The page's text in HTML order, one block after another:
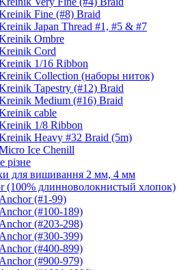
Fine (#8) Braid
Japan Thread #1, #5 & #7
Ombre
Cord
1/16 Ribbon
Collection (наборы ниток)
Tapestry (#12) Braid
Medium (#16) Braid
cable
1/8 Ribbon
Heavy #32 Braid (5m)
Ice Chenill
різне
для вишивання 2 мм, 4 мм
(100% длинноволокнистый хлопок)
Anchor (#1-99)
Anchor (#100-189)
Anchor (#203-298)
Anchor (#300-399)
Anchor (#400-899)
Anchor (#900-979)